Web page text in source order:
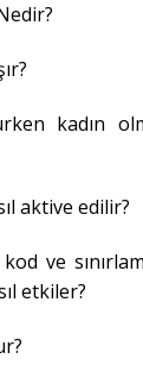
kadın
aktive edilir?
kod ve
etkiler?